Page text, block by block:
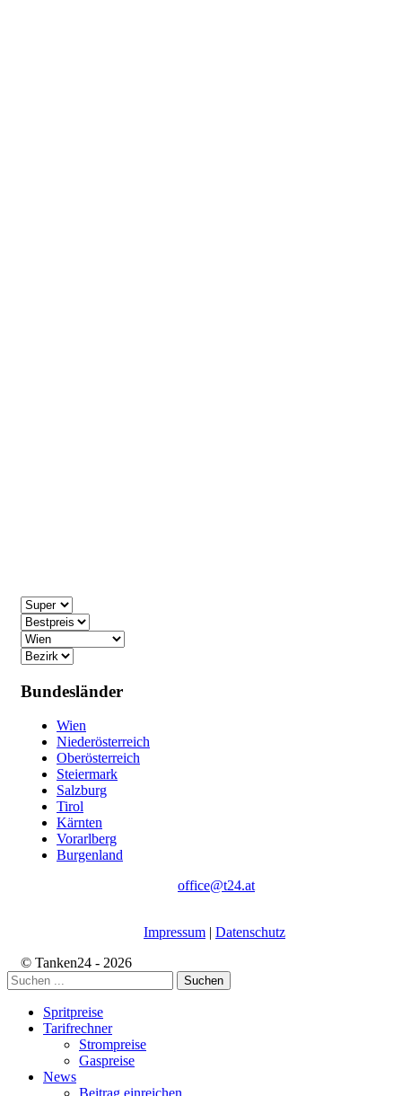
Bundesländer
Wien
Niederösterreich
Oberösterreich
Steiermark
Salzburg
Tirol
Kärnten
Vorarlberg
Burgenland
office@t24.at
Impressum | Datenschutz
© Tanken24 - 2026
Suchen
Spritpreise
Tarifrechner
Strompreise
Gaspreise
News